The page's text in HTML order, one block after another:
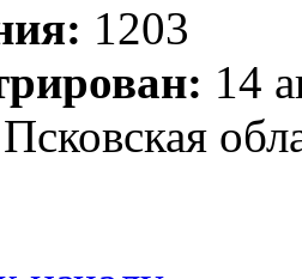
1203
14
Псковская